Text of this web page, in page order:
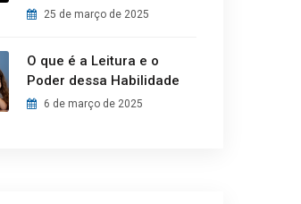
25 de março de 2025
O que é a Leitura e o
Poder dessa Habilidade
6 de março de 2025